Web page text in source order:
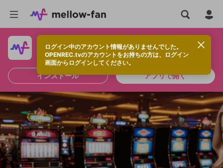
ログイン中のアカウント情報がありませんでした。
OPENREC.tvのアカウントをお持ちの方は、ログイン
画面からログインしてください。
快適に視聴するなら、アプリをインストールしよう！
インストール アプリで開く